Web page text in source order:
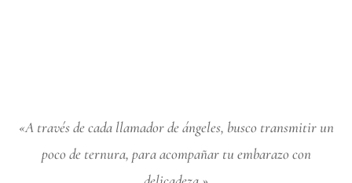
«A través de cada llamador de ángeles, busco transmitir un
poco de ternura, para acompañar tu embarazo con